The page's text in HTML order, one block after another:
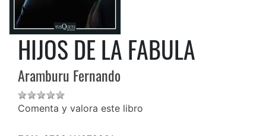
HIJOS DE LA FABULA
Aramburu Fernando
Comenta y valora este libro